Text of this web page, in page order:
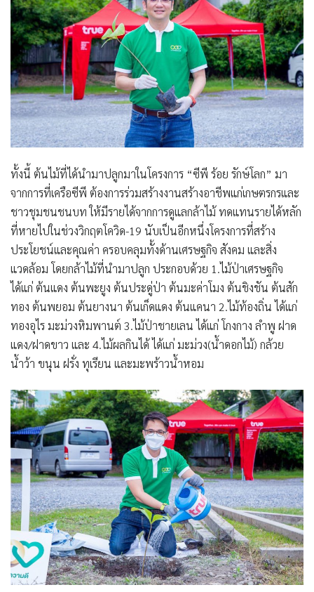
ทั้งนี้ ต้นไม้ที่ได้นำมาปลูกมาในโครงการ “ซีพี ร้อย รักษ์โลก” มา
จากการที่เครือซีพี ต้องการร่วมสร้างงานสร้างอาชีพแก่เกษตรกรและ
ชาวชุมชนชนบท ให้มีรายได้จากการดูแลกล้าไม้ ทดแทนรายได้หลัก
ที่หายไปในช่วงวิกฤตโควิด-19 นับเป็นอีกหนึ่งโครงการที่สร้าง
ประโยชน์และคุณค่า ครอบคลุมทั้งด้านเศรษฐกิจ สังคม และสิ่ง
แวดล้อม โดยกล้าไม้ที่นำมาปลูก ประกอบด้วย 1.ไม้ป่าเศรษฐกิจ
ได้แก่ ต้นแดง ต้นพะยูง ต้นประดู่ป่า ต้นมะค่าโมง ต้นชิงชัน ต้นสัก
ทอง ต้นพยอม ต้นยางนา ต้นเก็ดแดง ต้นแคนา 2.ไม้ท้องถิ่น ได้แก่
ทองอุไร มะม่วงหิมพานต์ 3.ไม้ป่าชายเลน ได้แก่ โกงกาง ลำพู ฝาด
แดง/ฝาดขาว และ 4.ไม้ผลกินได้ ได้แก่ มะม่วง(น้ำดอกไม้) กล้วย
น้ำว้า ขนุน ฝรั่ง ทุเรียน และมะพร้าวน้ำหอม